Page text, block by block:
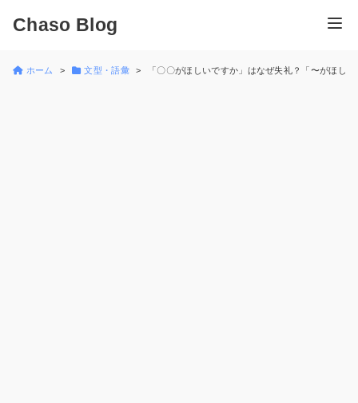
Chaso Blog
ホーム 文型・語彙 「〇〇がほしいですか」はなぜ失礼？「〜がほし